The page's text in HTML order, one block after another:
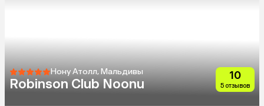
Нону Атолл, Мальдивы
Robinson Club Noonu
10
5 отзывов